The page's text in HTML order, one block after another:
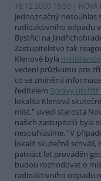
18.12.2000 18:50 | NOVÁ
Jednoznačný
radioaktivního odpadu
Bystřici na
Zastupitelstvo tak
Klenové byla
vedení průzkumu pro
co se zmíněná
ředitelem Správy
lokalita Klenová
míst," uvedl starosta
našich zastupitelů byla
nesouhlasíme." V
lokalit skutečně schválí,
patnáct let prováděn
budou rozhodovat o
radioaktivního odpadu